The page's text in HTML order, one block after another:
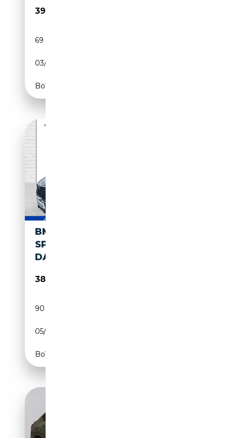
39 950€
69 900 km
03/2022
Boîte automatique
BMW X4 XDRIVE20D M
SPORTPAKET HEAD-UP HIFI
DAB WLAN
38 888€
90 015 km
05/2023
Boîte automatique